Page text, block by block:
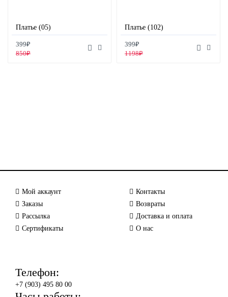
Платье (05)
399₽
850₽
Платье (102)
399₽
1198₽
Мой аккаунт
Заказы
Рассылка
Сертификаты
Контакты
Возвраты
Доставка и оплата
О нас
Телефон:
+7 (903) 495 80 00